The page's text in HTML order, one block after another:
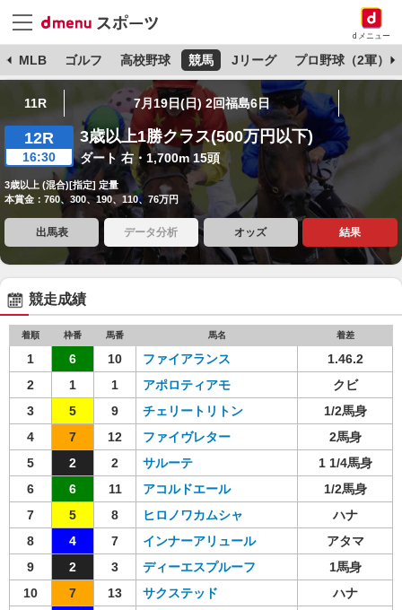
dメニュー
MLB ゴルフ 高校野球 競馬 Jリーグ プロ野球（2軍）
11R 7月19日(日) 2回福島6日
12R
16:30
3歳以上1勝クラス(500万円以下)
ダート 右・1,700m 15頭
3歳以上 (混合)[指定] 定量
本賞金：760、300、190、110、76万円
出馬表 データ分析 オッズ 結果
競走成績
着順 枠番 馬番 馬名 着差
1 6 10 ファイアランス
1.46.2
2
1 1 アポロティアモ
クビ
3
5 9 チェリートリトン
1/2馬身
4
7 12 ファイヴレター
2馬身
5
2 2 サルーテ
1 1/4馬身
6
6 11 アコルドエール
1/2馬身
7
5 8 ヒロノワカムシャ
ハナ
8
4 7 インナーアリュール
アタマ
9
2 3 ディーエスプルーフ
1馬身
10
7 13 サクステッド
ハナ